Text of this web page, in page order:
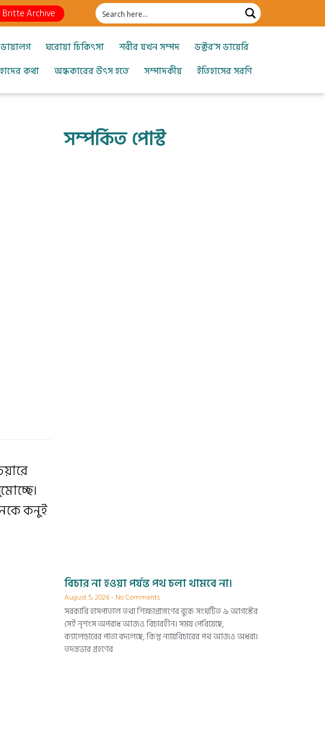
Archive
ঘরোয়া চিকিৎসা শরীর যখন সম্পদ
ডক্টর’স ডায়েরি
কথা অন্ধকারের উৎস হতে সম্পাদকীয় ইতিহাসের সরণি
কনুই
সম্পর্কিত পোস্ট
বিচার না হওয়া পর্যন্ত পথ চলা থামবে না।
August 5, 2026 No Comments
সরকারি হাসপাতাল তথা শিক্ষাপ্রাঙ্গণের বুকে সংঘটিত ৯ আগস্টের
সেই নৃশংস অপরাধ আজও বিচারহীন। সময় পেরিয়েছে,
ক্যালেন্ডারের পাতা বদলেছে, কিন্তু ন্যায়বিচারের পথ আজও অধরা।
তদন্তভার গ্রহণের